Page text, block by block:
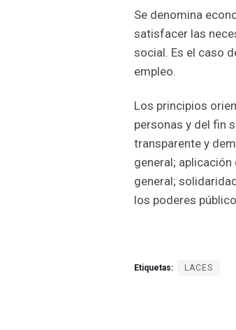
Se denomina
satisfacer las
social. Es el caso
empleo.
Los principios
personas y del fin
transparente y
general;
general;
los poderes
Etiquetas: LACES